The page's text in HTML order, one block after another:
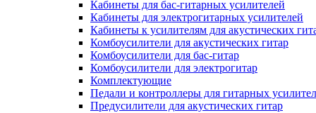
Кабинеты для бас-гитарных усилителей
Кабинеты для электрогитарных усилителей
Кабинеты к усилителям для акустических
Комбоусилители для акустических гитар
Комбоусилители для бас-гитар
Комбоусилители для электрогитар
Комплектующие
Педали и контроллеры для гитарных
Предусилители для акустических гитар